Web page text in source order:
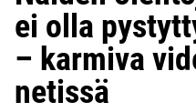
ei olla
– karmiva
netissä